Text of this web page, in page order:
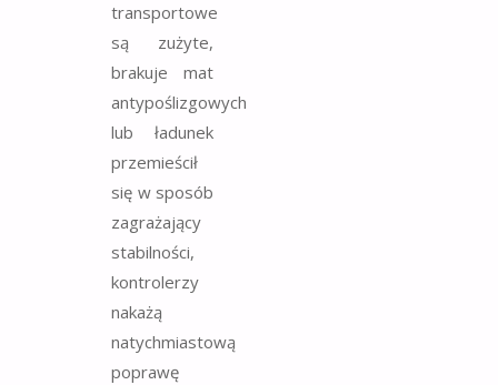
transportowe
są zużyte,
brakuje mat
antypoślizgowych
lub ładunek
przemieścił
się w sposób
zagrażający
stabilności,
kontrolerzy
nakażą
natychmiastową
poprawę